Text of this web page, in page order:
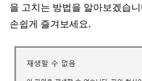
을 고치는 방법을 알아보겠습
손쉽게 즐겨보세요.